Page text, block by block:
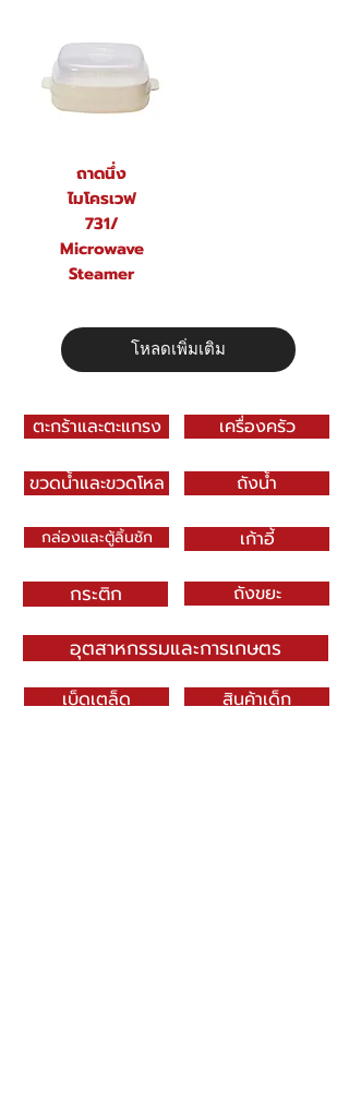
ถาดนึ่ง
ไมโครเวฟ
731/
Microwave
Steamer
โหลดเพิ่มเติม
ตะกร้าและตะแกรง
ขวดน้ำและขวดโหล
กล่องและตู้ลิ้นชัก
กระติก
เครื่องครัว
ถังน้ำ
เก้าอี้
ถังขยะ
อุตสาหกรรมและการเกษตร
เบ็ดเตล็ด สินค้าเด็ก